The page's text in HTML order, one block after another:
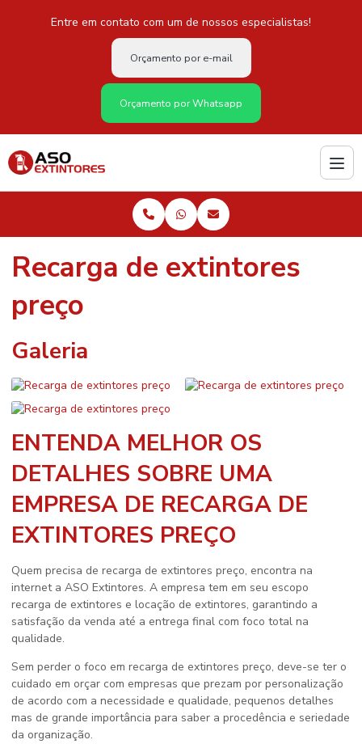
Entre em contato com um de nossos especialistas!
Orçamento por e-mail
Orçamento por Whatsapp
Recarga de extintores
preço
Galeria
ENTENDA MELHOR OS
DETALHES SOBRE UMA
EMPRESA DE RECARGA DE
EXTINTORES PREÇO
Quem precisa de recarga de extintores preço, encontra na
internet a ASO Extintores. A empresa tem em seu escopo
recarga de extintores e locação de extintores, garantindo a
satisfação da venda até a entrega final com foco total na
qualidade.
Sem perder o foco em recarga de extintores preço, deve-se ter o
cuidado em orçar com empresas que prezam por personalização
de acordo com a necessidade e qualidade, pequenos detalhes
mas de grande importância para saber a procedência e seriedade
da organização.